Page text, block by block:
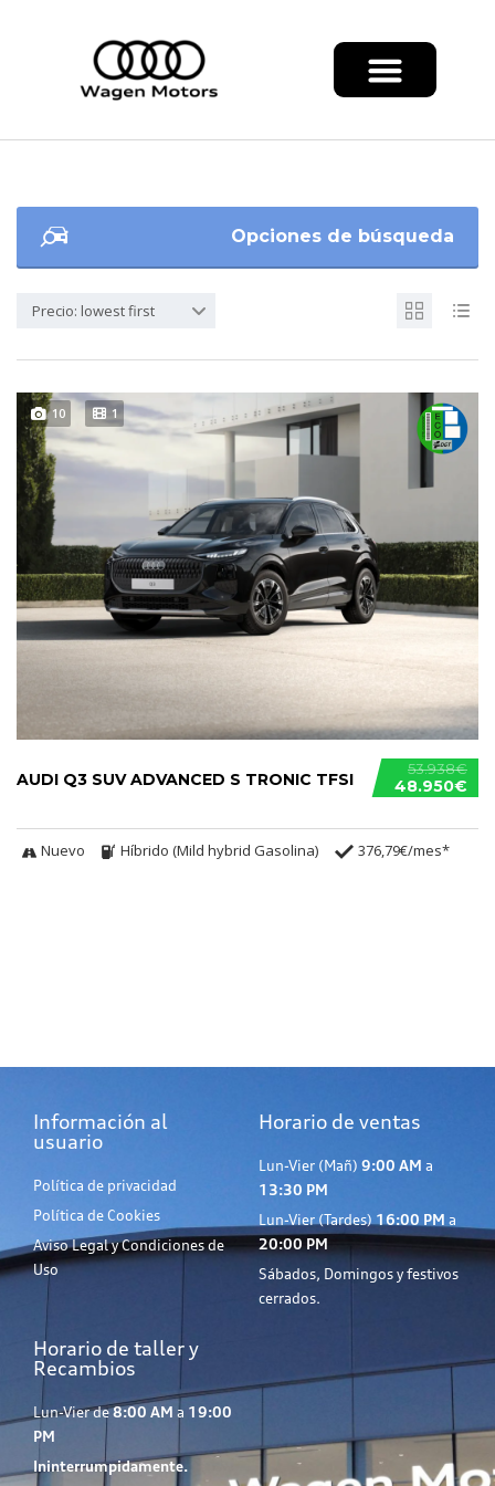
Opciones de búsqueda
Precio: lowest first
10 1
53.938€
48.950€
AUDI Q3 SUV ADVANCED S TRONIC TFSI
Nuevo Híbrido (Mild hybrid Gasolina) 376,79€/mes*
Información al
usuario
Política de privacidad
Política de Cookies
Aviso Legal y Condiciones de
Uso
Horario de ventas
Lun-Vier (Mañ) 9:00 AM a
13:30 PM
Lun-Vier (Tardes) 16:00 PM a
20:00 PM
Sábados, Domingos y festivos
cerrados.
Horario de taller y
Recambios
Lun-Vier de8:00 AM a 19:00
PM
Ininterrumpidamente.